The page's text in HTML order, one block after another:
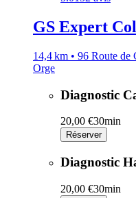
GS Expert
14,4 km • 96 Route
Orge
Diagnostic
20,00 €30min
Réserver
Diagnostic
20,00 €30min